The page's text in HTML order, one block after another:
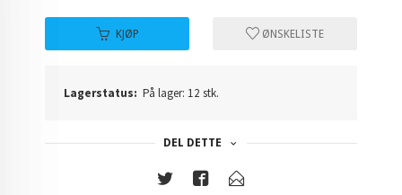
KJØP ØNSKELISTE
Lagerstatus: På lager: 12 stk.
DEL DETTE